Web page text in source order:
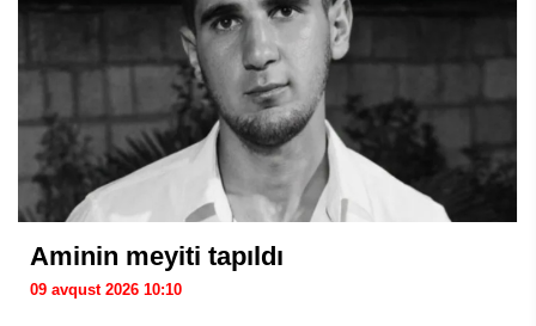
Aminin meyiti tapıldı
09 avqust 2026 10:10